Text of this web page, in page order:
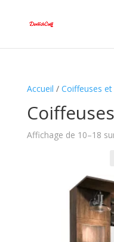
Accueil / Coiffeuses
Affichage de 10–18